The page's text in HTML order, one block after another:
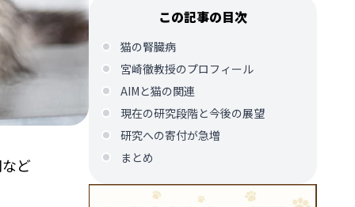
ど
この記事の目次
猫の腎臓病
宮崎徹教授のプロフィール
AIMと猫の関連
現在の研究段階と今後の展望
研究への寄付が急増
まとめ